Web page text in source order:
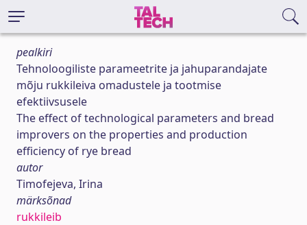
pealkiri
Tehnoloogiliste parameetrite ja jahuparandajate
mõju rukkileiva omadustele ja tootmise
efektiivsusele
The effect of technological parameters and bread
improvers on the properties and production
efficiency of rye bread
autor
Timofejeva, Irina
märksõnad
rukkileib